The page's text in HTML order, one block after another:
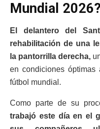
Mundial 2026?
El delantero del
rehabilitación de una
la pantorrilla derecha,
en condiciones
fútbol mundial.
Como parte de su
trabajó este día en el